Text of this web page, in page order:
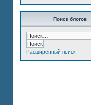
Поиск блогов
Расширенный поиск